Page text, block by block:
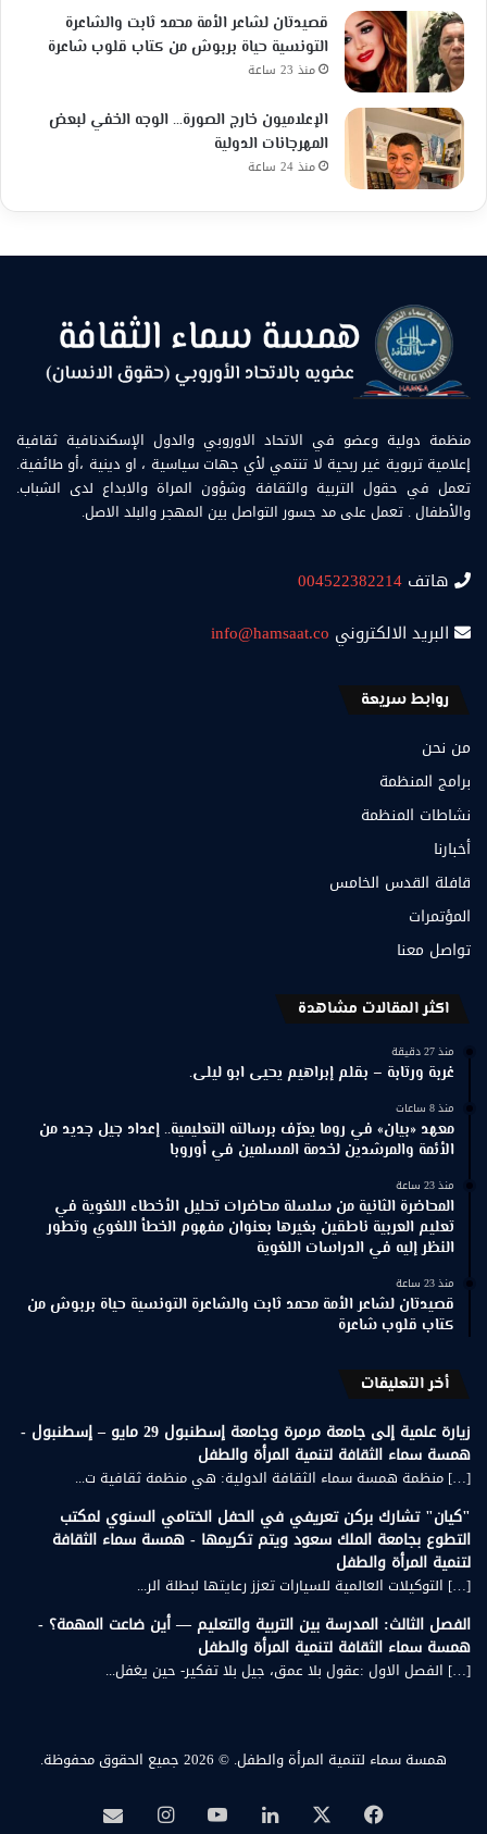
قصيدتان لشاعر الأمة محمد ثابت والشاعرة
التونسية حياة بربوش من كتاب قلوب شاعرة
منذ 23 ساعة
الإعلاميون خارج الصورة… الوجه الخفي لبعض
المهرجانات الدولية
منذ 24 ساعة
منظمة دولية وعضو في الاتحاد الاوروبي والدول الإسكندنافية ثقافية
إعلامية تربوية غير ربحية لا تنتمي لأي جهات سياسية ، او دينية ،أو طائفية.
تعمل في حقول التربية والثقافة وشؤون المراة والابداع لدى الشباب.
والأطفال . تعمل على مد جسور التواصل بين المهجر والبلد الاصل.
هاتف 004522382214
البريد الالكتروني info@hamsaat.co
روابط سريعة
من نحن
برامج المنظمة
نشاطات المنظمة
أخبارنا
قافلة القدس الخامس
المؤتمرات
تواصل معنا
اكثر المقالات مشاهدة
منذ 27 دقيقة
غربة ورتابة – بقلم إبراهيم يحيى ابو ليلى.
منذ 8 ساعات
معهد «بيان» في روما يعرّف برسالته التعليمية.. إعداد جيل جديد من
الأئمة والمرشدين لخدمة المسلمين في أوروبا
منذ 23 ساعة
المحاضرة الثانية من سلسلة محاضرات تحليل الأخطاء اللغوية في
تعليم العربية ناطقين بغيرها بعنوان مفهوم الخطأ اللغوي وتطور
النظر إليه في الدراسات اللغوية
منذ 23 ساعة
قصيدتان لشاعر الأمة محمد ثابت والشاعرة التونسية حياة بربوش من
كتاب قلوب شاعرة
أخر التعليقات
زيارة علمية إلى جامعة مرمرة وجامعة إسطنبول 29 مايو – إسطنبول -
همسة سماء الثقافة لتنمية المرأة والطفل
[…] منظمة همسة سماء الثقافة الدولية: هي منظمة ثقافية ت...
"كيان" تشارك بركن تعريفي في الحفل الختامي السنوي لمكتب
التطوع بجامعة الملك سعود ويتم تكريمها - همسة سماء الثقافة
لتنمية المرأة والطفل
[…] التوكيلات العالمية للسيارات تعزز رعايتها لبطلة الر...
الفصل الثالث: المدرسة بين التربية والتعليم — أين ضاعت المهمة؟ -
همسة سماء الثقافة لتنمية المرأة والطفل
[…] الفصل الاول :عقول بلا عمق، جيل بلا تفكير- حين يغفل...
همسة سماء لتنمية المرأة والطفل. © 2026 جميع الحقوق محفوظة.
فيسبوك لينكدإن‫YouTubeانستقرامبريد